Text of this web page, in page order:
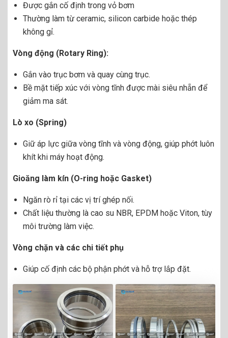
Được gắn cố định trong vỏ bơm
Thường làm từ ceramic, silicon carbide hoặc thép
không gỉ.
Vòng động (Rotary Ring):
Gắn vào trục bơm và quay cùng trục.
Bề mặt tiếp xúc với vòng tĩnh được mài siêu nhẵn để
giảm ma sát.
Lò xo (Spring)
Giữ áp lực giữa vòng tĩnh và vòng động, giúp phớt luôn
khít khi máy hoạt động.
Gioăng làm kín (O-ring hoặc Gasket)
Ngăn rò rỉ tại các vị trí ghép nối.
Chất liệu thường là cao su NBR, EPDM hoặc Viton, tùy
môi trường làm việc.
Vòng chặn và các chi tiết phụ
Giúp cố định các bộ phận phớt và hỗ trợ lắp đặt.